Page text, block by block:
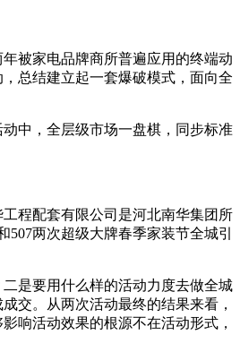
被家电品牌商所普遍应用的终端动
总结建立起一套爆破模式，面向全
中，全层级市场一盘棋，同步标准
程配套有限公司是河北南华集团所
两次超级大牌春季家装节全城引
是要用什么样的活动力度去做全城
交。从两次活动最终的结果来看，
响活动效果的根源不在活动形式，